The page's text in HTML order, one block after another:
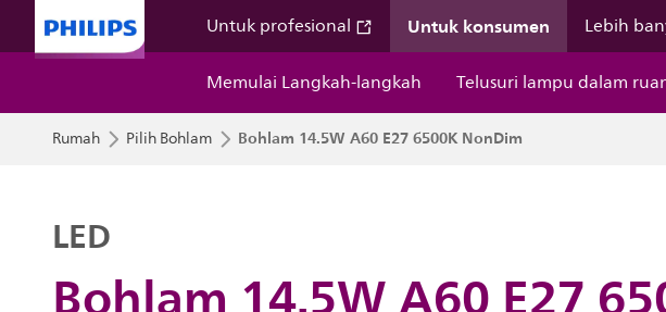
Untuk profesional Untuk konsumen Lebih
Memulai Langkah-langkah
Telusuri lampu dalam
Rumah Pilih Bohlam Bohlam 14.5W A60 E27 6500K NonDim
LED